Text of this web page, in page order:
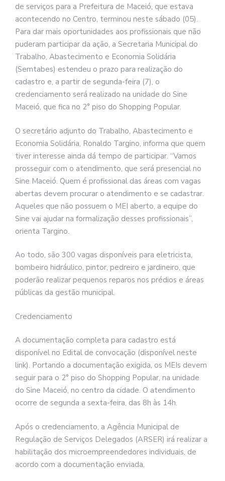
de serviços para a Prefeitura de Maceió, que estava
acontecendo no Centro, terminou neste sábado (05).
Para dar mais oportunidades aos profissionais que não
puderam participar da ação, a Secretaria Municipal do
Trabalho, Abastecimento e Economia Solidária
(Semtabes) estendeu o prazo para realização do
cadastro e, a partir de segunda-feira (7), o
credenciamento será realizado na unidade do Sine
Maceió, que fica no 2° piso do Shopping Popular.
O secretário adjunto do Trabalho, Abastecimento e
Economia Solidária, Ronaldo Targino, informa que quem
tiver interesse ainda dá tempo de participar. “Vamos
prosseguir com o atendimento, que será presencial no
Sine Maceió. Quem é profissional das áreas com vagas
abertas devem procurar o atendimento e se cadastrar.
Aqueles que não possuem o MEI aberto, a equipe do
Sine vai ajudar na formalização desses profissionais”,
orienta Targino.
Ao todo, são 300 vagas disponíveis para eletricista,
bombeiro hidráulico, pintor, pedreiro e jardineiro, que
poderão realizar pequenos reparos nos prédios e áreas
públicas da gestão municipal.
Credenciamento
A documentação completa para cadastro está
disponível no Edital de convocação (disponível neste
link). Portando a documentação exigida, os MEIs devem
seguir para o 2° piso do Shopping Popular, na unidade
do Sine Maceió, no centro da cidade. O atendimento
ocorre de segunda a sexta-feira, das 8h às 14h.
Após o credenciamento, a Agência Municipal de
Regulação de Serviços Delegados (ARSER) irá realizar a
habilitação dos microempreendedores individuais, de
acordo com a documentação enviada.